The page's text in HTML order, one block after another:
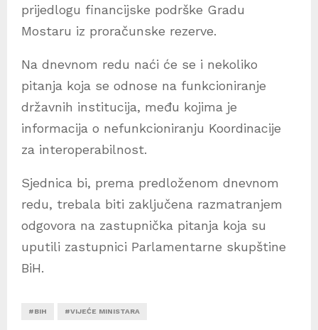
prijedlogu financijske podrške Gradu
Mostaru iz proračunske rezerve.
Na dnevnom redu naći će se i nekoliko
pitanja koja se odnose na funkcioniranje
državnih institucija, među kojima je
informacija o nefunkcioniranju Koordinacije
za interoperabilnost.
Sjednica bi, prema predloženom dnevnom
redu, trebala biti zaključena razmatranjem
odgovora na zastupnička pitanja koja su
uputili zastupnici Parlamentarne skupštine
BiH.
#BIH #VIJEĆE MINISTARA